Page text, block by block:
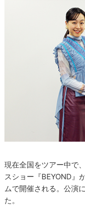
現在全国をツアー中で
スショー『BEYOND』
ムで開催される。公演
た。